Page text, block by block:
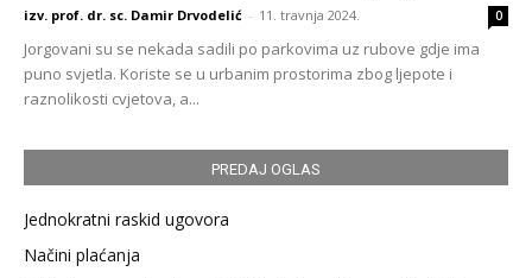
izv. prof. dr. sc. Damir Drvodelić - 11. travnja 2024. 0
Jorgovani su se nekada sadili po parkovima uz rubove gdje ima
puno svjetla. Koriste se u urbanim prostorima zbog ljepote i
raznolikosti cvjetova, a...
PREDAJ OGLAS
Jednokratni raskid ugovora
Načini plaćanja